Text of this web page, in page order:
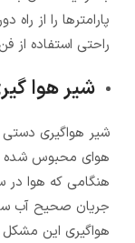
پارامترها را از راه
راحتی استفاده از
شیر هوا
شیر هواگیری دستی
هوای محبوس شده
هنگامی که هوا در
جریان صحیح آب
هواگیری این